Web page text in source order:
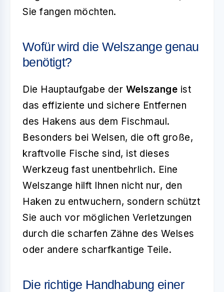
Sie fangen möchten.
Wofür wird die Welszange genau
benötigt?
Die Hauptaufgabe der Welszange ist
das effiziente und sichere Entfernen
des Hakens aus dem Fischmaul.
Besonders bei Welsen, die oft große,
kraftvolle Fische sind, ist dieses
Werkzeug fast unentbehrlich. Eine
Welszange hilft Ihnen nicht nur, den
Haken zu entwuchern, sondern schützt
Sie auch vor möglichen Verletzungen
durch die scharfen Zähne des Welses
oder andere scharfkantige Teile.
Die richtige Handhabung einer